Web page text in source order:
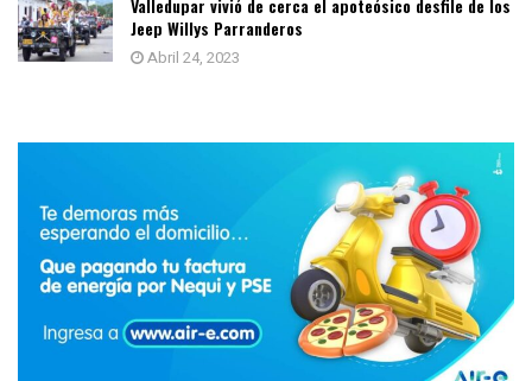
Valledupar vivió de cerca el apoteósico desfile de los
Jeep Willys Parranderos
Abril 24, 2023